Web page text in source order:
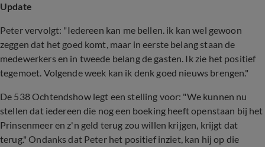
Update
Peter vervolgt: "Iedereen kan me bellen. ik kan wel gewoon
zeggen dat het goed komt, maar in eerste belang staan de
medewerkers en in tweede belang de gasten. Ik zie het positief
tegemoet. Volgende week kan ik denk goed nieuws brengen."
De 538 Ochtendshow legt een stelling voor: "We kunnen nu
stellen dat iedereen die nog een boeking heeft openstaan bij het
Prinsenmeer en z'n geld terug zou willen krijgen, krijgt dat
terug." Ondanks dat Peter het positief inziet, kan hij op die